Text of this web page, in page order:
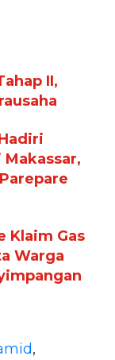
II,
Makassar,
Klaim Gas
Warga
,